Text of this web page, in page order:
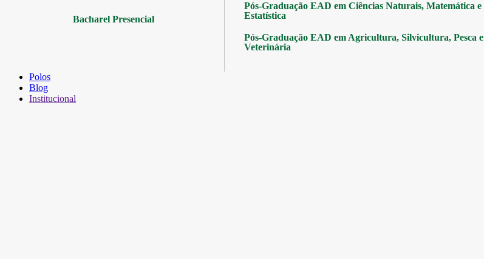
Bacharel Presencial
Pós-Graduação EAD em Ciências Naturais, Matemática e
Estatística
Pós-Graduação EAD em Agricultura, Silvicultura, Pesca e
Veterinária
Polos
Blog
Institucional